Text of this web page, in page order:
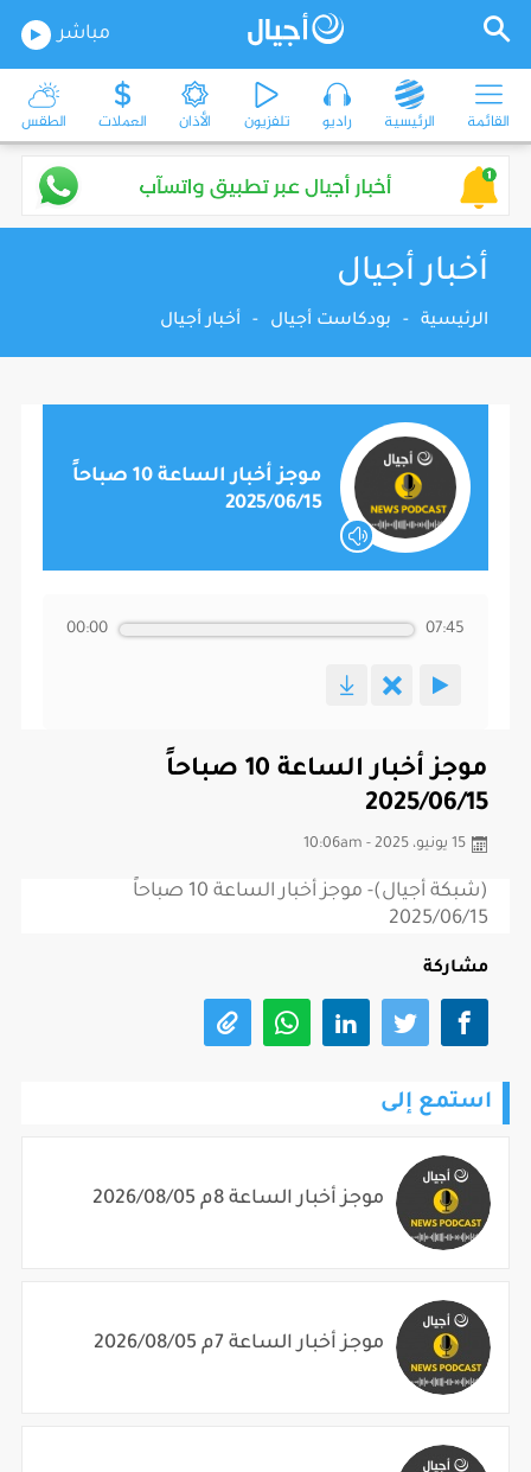
مباشر
القائمة الرئيسية راديو تلفزيون الأذان العملات الطقس
أخبار أجيال
الرئيسية - بودكاست أجيال - أخبار أجيال
موجز أخبار الساعة 10 صباحاً
2025/06/15
00:00 07:45
موجز أخبار الساعة 10 صباحاً
2025/06/15
15 يونيو، 2025 - 10:06am
(شبكة أجيال)- موجز أخبار الساعة 10 صباحاً
2025/06/15
مشاركة
استمع إلى
موجز أخبار الساعة 8م 2026/08/05
موجز أخبار الساعة 7م 2026/08/05